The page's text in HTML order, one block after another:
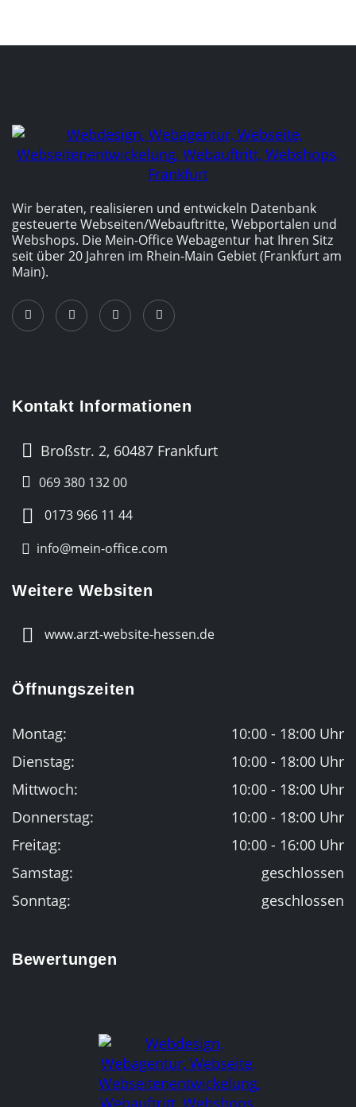
Wir beraten, realisieren und entwickeln Datenbank
gesteuerte Webseiten/­Webauftritte, Webportalen und
Webshops. Die Mein-Office Webagentur hat Ihren Sitz
seit über 20 Jahren im Rhein-Main Gebiet (Frankfurt am
Main).
Kontakt Informationen
Broßstr. 2, 60487 Frankfurt
069 380 132 00
0173 966 11 44
info@mein-office.com
Weitere Websiten
www.arzt-website-hessen.de
Öffnungszeiten
Montag:
10:00 - 18:00 Uhr
Dienstag:
10:00 - 18:00 Uhr
Mittwoch:
10:00 - 18:00 Uhr
Donnerstag:
10:00 - 18:00 Uhr
Freitag:
10:00 - 16:00 Uhr
Samstag:
geschlossen
Sonntag:
geschlossen
Bewertungen